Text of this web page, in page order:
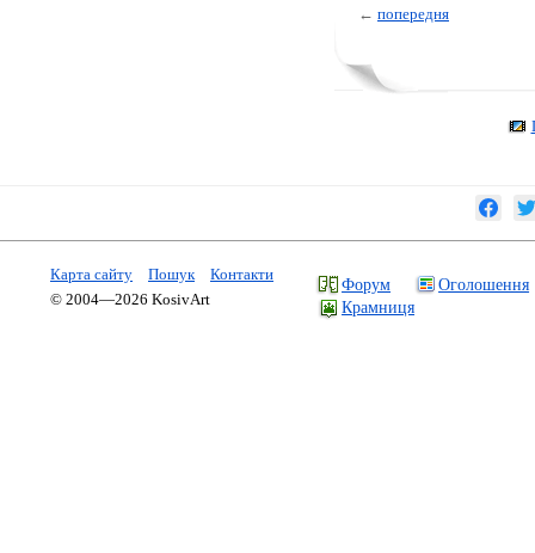
← попередня
Карта сайту Пошук
Контакти
© 2004—2026 KosivArt
Форум
Оголошення
Крамниця